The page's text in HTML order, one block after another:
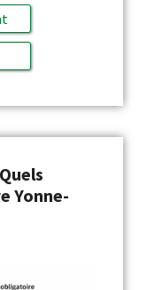
Yonne-